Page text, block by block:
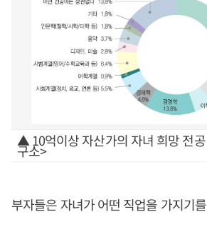
▲ 10억이상 자산가의 자녀 희망 전
구소>
부자들은 자녀가 어떤 직업을 가지기